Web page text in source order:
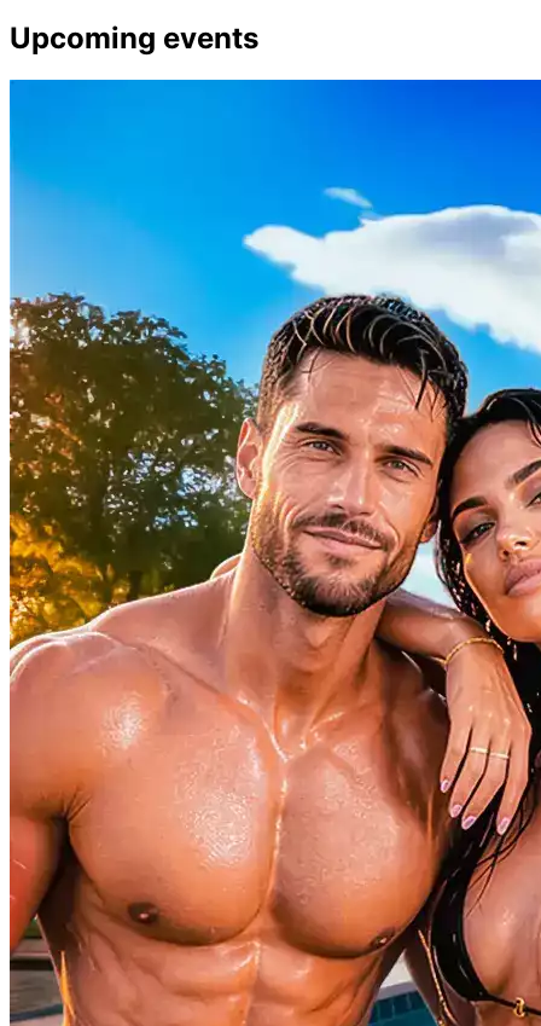
Upcoming events